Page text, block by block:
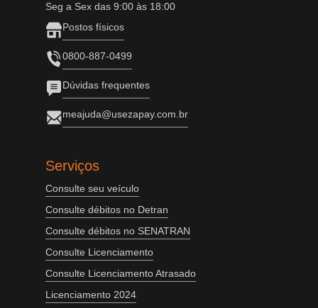
Seg a Sex das 9:00 às 18:00
Postos físicos
0800-887-0499
Dúvidas frequentes
meajuda@usezapay.com.br
Serviços
Consulte seu veículo
Consulte débitos no Detran
Consulte débitos no SENATRAN
Consulte Licenciamento
Consulte Licenciamento Atrasado
Licenciamento 2024